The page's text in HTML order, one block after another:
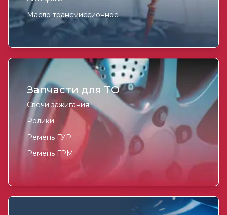
Масло трансмиссионное
Запчасти для ТО
Свечи зажигания
Ролики
Ремень ГУР
Ремень ГРМ